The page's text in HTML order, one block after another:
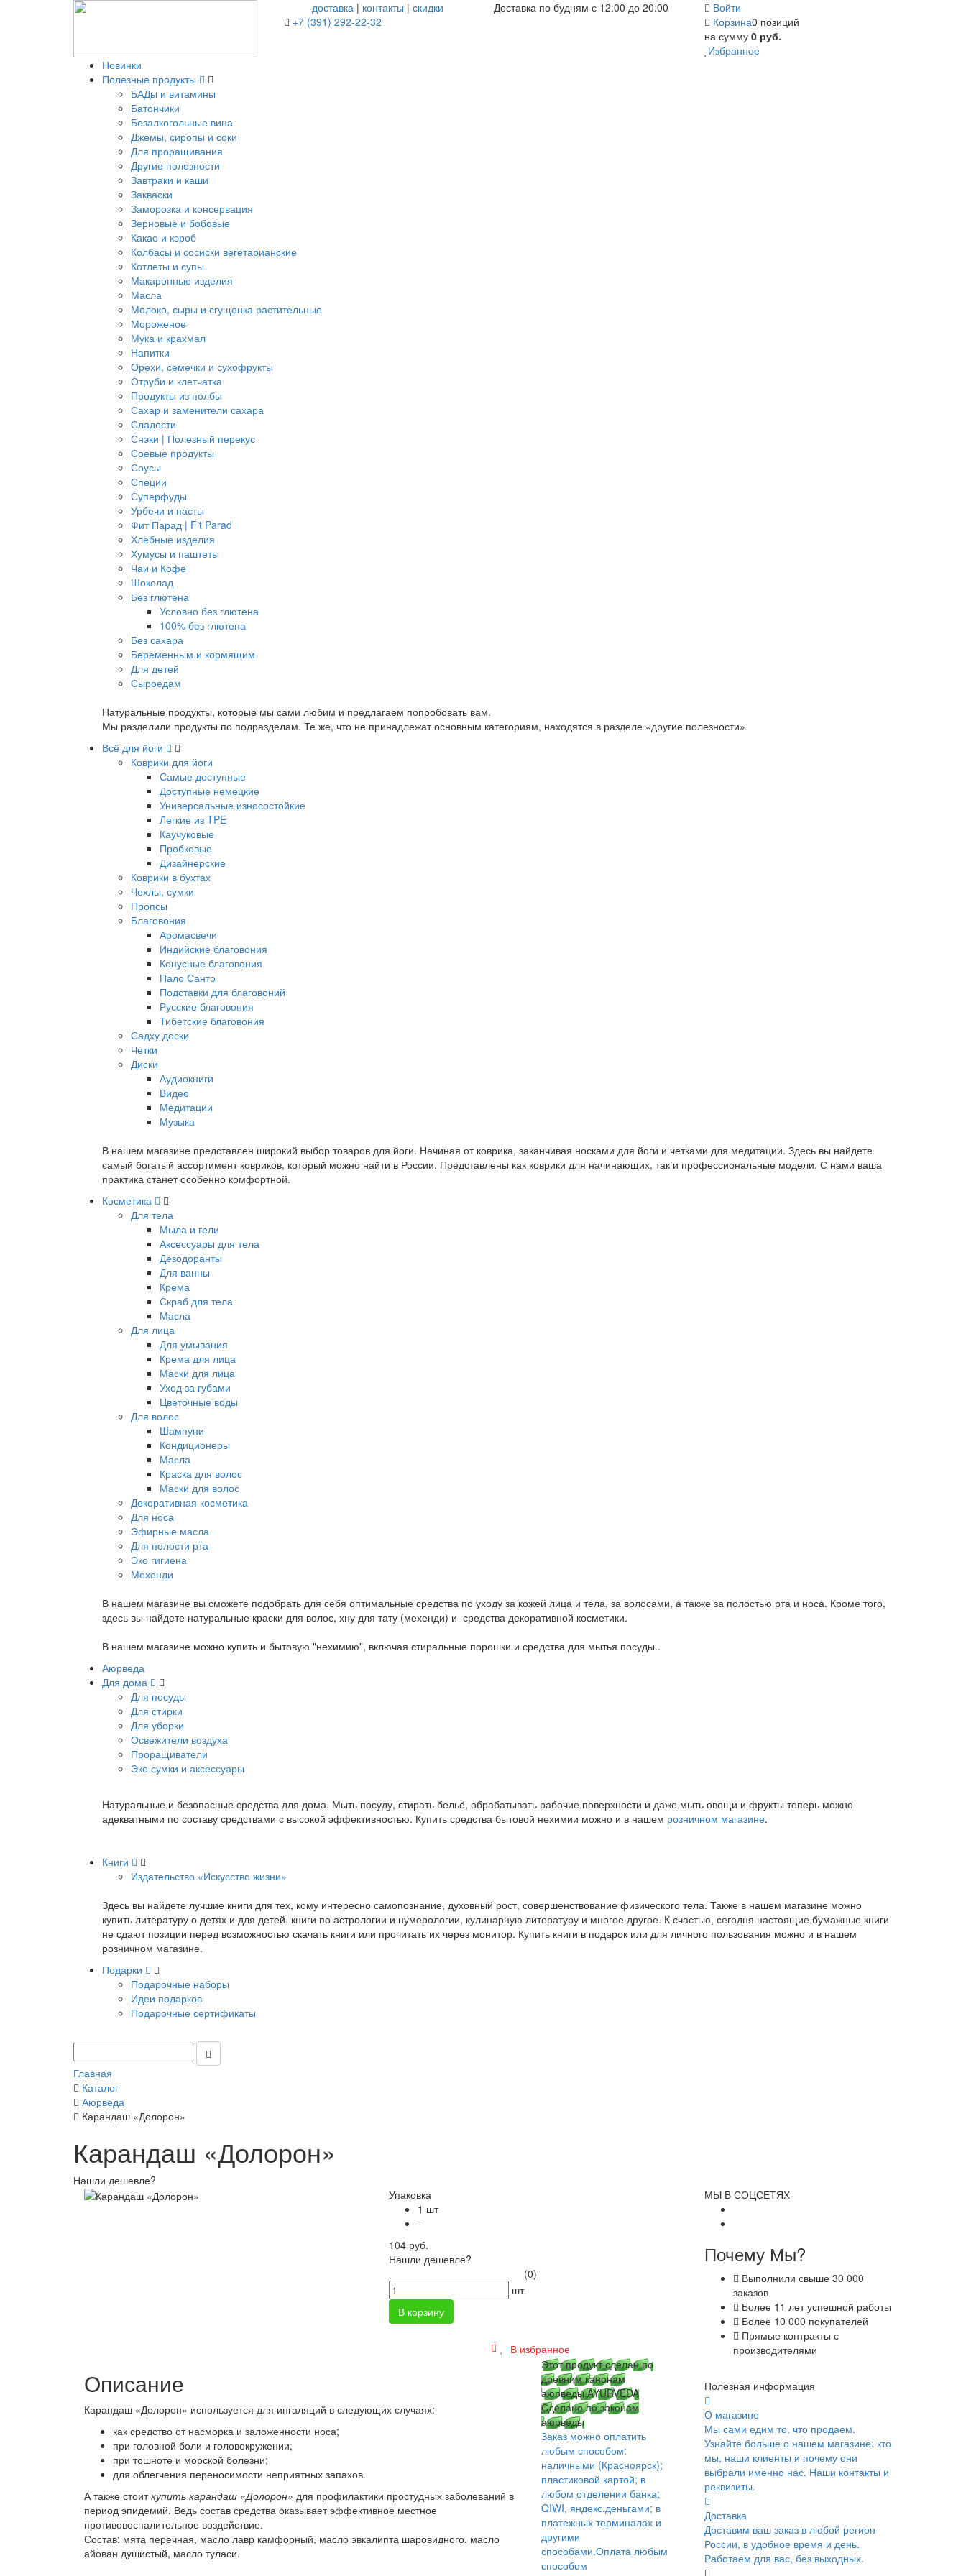
доставка | контакты |скидки
+7 (391) 292-22-32
Доставка по будням с 12:00 до 20:00
Войти
Корзина0 позиций
на сумму 0 руб.
Избранное
Новинки
Полезные продукты
БАДы и витамины
Батончики
Безалкогольные вина
Джемы, сиропы и соки
Для проращивания
Другие полезности
Завтраки и каши
Закваски
Заморозка и консервация
Зерновые и бобовые
Какао и кэроб
Колбасы и сосиски вегетарианские
Котлеты и супы
Макаронные изделия
Масла
Молоко, сыры и сгущенка растительные
Мороженое
Мука и крахмал
Напитки
Орехи, семечки и сухофрукты
Отруби и клетчатка
Продукты из полбы
Сахар и заменители сахара
Сладости
Снэки | Полезный перекус
Соевые продукты
Соусы
Специи
Суперфуды
Урбечи и пасты
Фит Парад | Fit Parad
Хлебные изделия
Хумусы и паштеты
Чаи и Кофе
Шоколад
Без глютена
Условно без глютена
100% без глютена
Без сахара
Беременным и кормящим
Для детей
Сыроедам
Натуральные продукты, которые мы сами любим и предлагаем попробовать вам.
Мы разделили продукты по подразделам. Те же, что не принадлежат основным категориям, находятся в разделе «другие полезности».
Всё для йоги
Коврики для йоги
Самые доступные
Доступные немецкие
Универсальные износостойкие
Легкие из TPE
Каучуковые
Пробковые
Дизайнерские
Коврики в бухтах
Чехлы, сумки
Пропсы
Благовония
Аромасвечи
Индийские благовония
Конусные благовония
Пало Санто
Подставки для благовоний
Русские благовония
Тибетские благовония
Садху доски
Четки
Диски
Аудиокниги
Видео
Медитации
Музыка
В нашем магазине представлен широкий выбор товаров для йоги. Начиная от коврика, заканчивая носками для йоги и четками для медитации. Здесь вы найдете
самый богатый ассортимент ковриков, который можно найти в России. Представлены как коврики для начинающих, так и профессиональные модели. С нами ваша
практика станет особенно комфортной.
Косметика
Для тела
Мыла и гели
Аксессуары для тела
Дезодоранты
Для ванны
Крема
Скраб для тела
Масла
Для лица
Для умывания
Крема для лица
Маски для лица
Уход за губами
Цветочные воды
Для волос
Шампуни
Кондиционеры
Масла
Краска для волос
Маски для волос
Декоративная косметика
Для носа
Эфирные масла
Для полости рта
Эко гигиена
Мехенди
В нашем магазине вы сможете подобрать для себя оптимальные средства по уходу за кожей лица и тела, за волосами, а также за полостью рта и носа. Кроме того,
здесь вы найдете натуральные краски для волос, хну для тату (мехенди) и средства декоративной косметики.
В нашем магазине можно купить и бытовую "нехимию", включая стиральные порошки и средства для мытья посуды..
Аюрведа
Для дома
Для посуды
Для стирки
Для уборки
Освежители воздуха
Проращиватели
Эко сумки и аксессуары
Натуральные и безопасные средства для дома. Мыть посуду, стирать бельё, обрабатывать рабочие поверхности и даже мыть овощи и фрукты теперь можно
адекватными по составу средствами с высокой эффективностью. Купить средства бытовой нехимии можно и в нашем розничном магазине.
Книги
Издательство «Искусство жизни»
Здесь вы найдете лучшие книги для тех, кому интересно самопознание, духовный рост, совершенствование физического тела. Также в нашем магазине можно
купить литературу о детях и для детей, книги по астрологии и нумерологии, кулинарную литературу и многое другое. К счастью, сегодня настоящие бумажные книги
не сдают позиции перед возможностью скачать книги или прочитать их через монитор. Купить книги в подарок или для личного пользования можно и в нашем
розничном магазине.
Подарки
Подарочные наборы
Идеи подарков
Подарочные сертификаты
Главная
Каталог
Аюрведа
Карандаш «Долорон»
Карандаш «Долорон»
Нашли дешевле?
Упаковка
1 шт
-
104 руб.
Нашли дешевле?
(0)
шт
В корзину
В избранное
Описание
Карандаш «Долорон» используется для ингаляций в следующих случаях:
как средство от насморка и заложенности носа;
при головной боли и головокружении;
при тошноте и морской болезни;
для облегчения переносимости неприятных запахов.
А также стоиткупить карандаш «Долорон» для профилактики простудных заболеваний в
период эпидемий. Ведь состав средства оказывает эффективное местное
противовоспалительное воздействие.
Состав: мята перечная, масло лавр камфорный, масло эвкалипта шаровидного, масло
айован душистый, масло туласи.
Этот продукт сделан по
древним канонам
аюрведы.AYURVEDA
Сделано по законам
аюрведы
Заказ можно оплатить
любым способом:
наличными (Красноярск);
пластиковой картой; в
любом отделении банка;
QIWI, яндекс.деньгами; в
платежных терминалах и
другими
способами.Оплата любым
способом
МЫ В СОЦСЕТЯХ
Почему Мы?
Выполнили свыше 30 000
заказов
Более 11 лет успешной работы
Более 10 000 покупателей
Прямые контракты с
производителями
Полезная информация
О магазине
Мы сами едим то, что продаем.
Узнайте больше о нашем магазине: кто
мы, наши клиенты и почему они
выбрали именно нас. Наши контакты и
реквизиты.
Доставка
Доставим ваш заказ в любой регион
России, в удобное время и день.
Работаем для вас, без выходных.